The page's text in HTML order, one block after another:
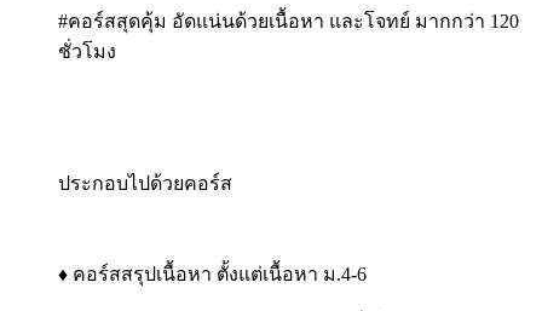
#คอร์สสุดคุ้ม อัดแน่นด้วยเนื้อหา และโจทย์ มากกว่า 120
ชั่วโมง
ประกอบไปด้วยคอร์ส
♦️ คอร์สสรุปเนื้อหา ตั้งแต่เนื้อหา ม.4-6